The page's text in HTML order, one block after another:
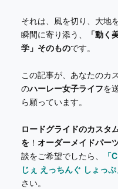
それは、風を切り、大地
瞬間に寄り添う、
「動く
学」そのものです。
この記事が、あなたのカ
のハーレー女子ライフを
ら願っています。
ロードグライドのカスタ
を ！ オーダーメイドパー
談をご希望でしたら、
「
じぇ えっちんぐ しょっぷ
さい。